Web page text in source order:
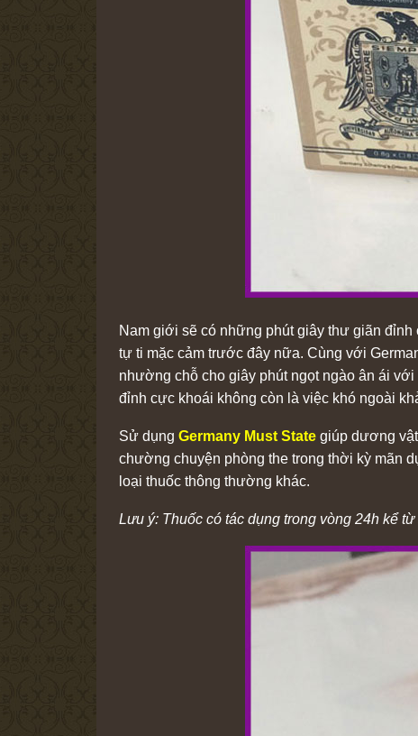
Nam giới sẽ có những phút giây thư giãn
tự ti mặc cảm trước đây nữa. Cùng với
nhường chỗ cho giây phút ngọt ngào ân ái
đỉnh cực khoái không còn là việc khó ngoài
Sử dụng Germany Must State giúp dương
chường chuyện phòng the trong thời kỳ mãn
loại thuốc thông thường khác.
Lưu ý: Thuốc có tác dụng trong vòng 24h kể